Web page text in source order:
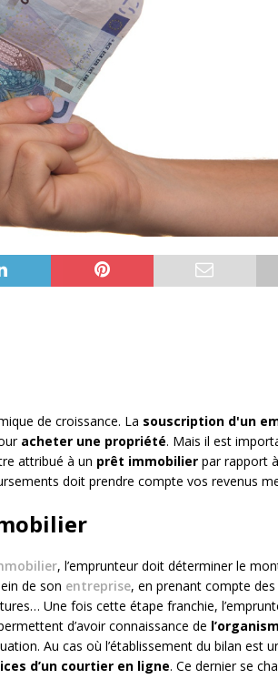
de croissance. La souscription d'un
acheter une propriété. Mais il est
attribué à un prêt immobilier par rapport
doit prendre compte vos revenus
, l’emprunteur doit déterminer le
de son entreprise, en prenant compte
Une fois cette étape franchie,
d’avoir connaissance de
Au cas où l’établissement du bilan est
d’un courtier en ligne. Ce dernier se